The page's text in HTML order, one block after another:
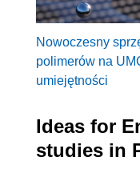
Nowoczesny
polimerów na
umiejętności
Ideas for
studies in